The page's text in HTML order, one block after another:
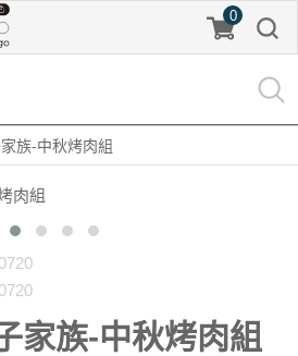
0
族-中秋烤肉組
家族-中秋烤肉組